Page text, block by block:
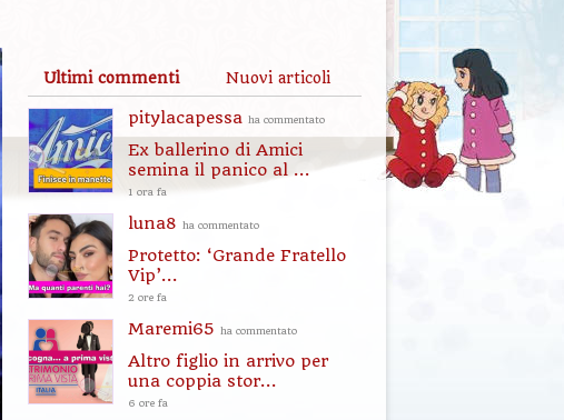
Ultimi commenti Nuovi articoli
pitylacapessa ha commentato
Ex ballerino di Amici
semina il panico al ...
1 ora fa
luna8 ha commentato
Protetto: ‘Grande Fratello
Vip’...
2 ore fa
Maremi65 ha commentato
Altro figlio in arrivo per
una coppia stor...
6 ore fa